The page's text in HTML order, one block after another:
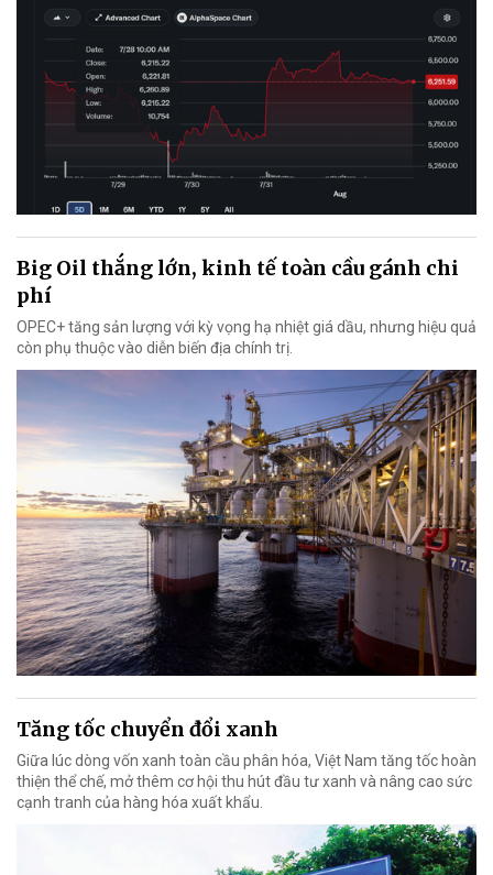
Big Oil thắng lớn, kinh tế toàn cầu gánh chi
phí
OPEC+ tăng sản lượng với kỳ vọng hạ nhiệt giá dầu, nhưng hiệu quả
còn phụ thuộc vào diễn biến địa chính trị.
Tăng tốc chuyển đổi xanh
Giữa lúc dòng vốn xanh toàn cầu phân hóa, Việt Nam tăng tốc hoàn
thiện thể chế, mở thêm cơ hội thu hút đầu tư xanh và nâng cao sức
cạnh tranh của hàng hóa xuất khẩu.